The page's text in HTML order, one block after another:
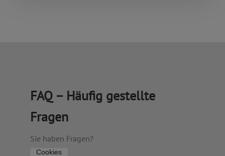
FAQ – Häufig gestellte
Fragen
Sie haben Fragen?
Cookies